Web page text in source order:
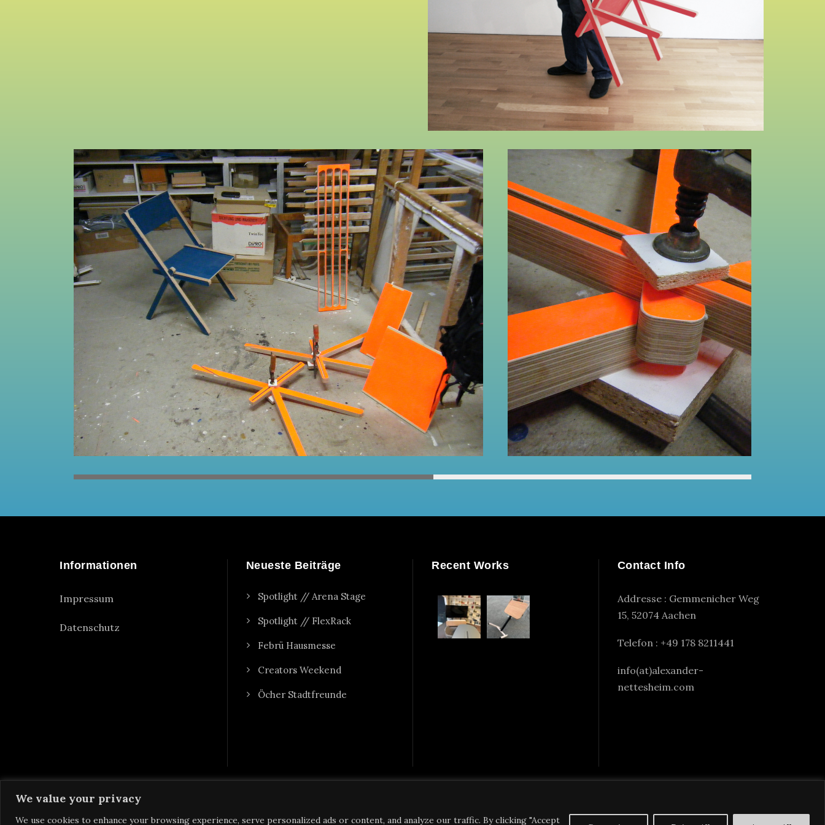
We value your privacy
We use cookies to enhance your browsing experience, serve personalized ads or content, and analyze our traffic. By clicking "Accept
Informationen
Impressum
Datenschutz
Neueste Beiträge
Spotlight // Arena Stage
Spotlight // FlexRack
Febrü Hausmesse
Creators Weekend
Öcher Stadtfreunde
Recent Works Contact Info
Addresse : Gemmenicher Weg
15, 52074 Aachen
Telefon : +49 178 8211441
info(at)alexander-
nettesheim.com
Copyright 2023 Alexander Nettesheim, All Right Reserved